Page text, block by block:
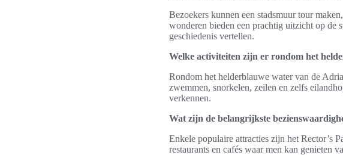
Bezoekers kunnen een stadsmuur tour
wonderen bieden een prachtig uitzicht op de
geschiedenis vertellen.
Welke activiteiten zijn er rondom het
Rondom het helderblauwe water van de
zwemmen, snorkelen, zeilen en zelfs
verkennen.
Wat zijn de belangrijkste
Enkele populaire attracties zijn het Rector’s
restaurants en cafés waar men kan genieten